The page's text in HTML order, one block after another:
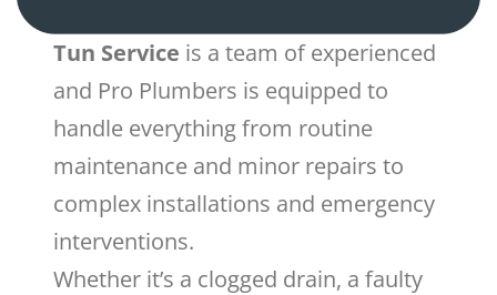
Tun Service is a team of experienced
and Pro Plumbers is equipped to
handle everything from routine
maintenance and minor repairs to
complex installations and emergency
interventions.
Whether it’s a clogged drain, a faulty